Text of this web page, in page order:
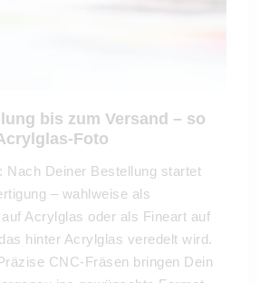
bis zum Versand – so
Foto
: Nach Deiner Bestellung startet
– wahlweise als
Acrylglas oder als Fineart auf
hinter Acrylglas veredelt wird.
CNC-Fräsen bringen Dein